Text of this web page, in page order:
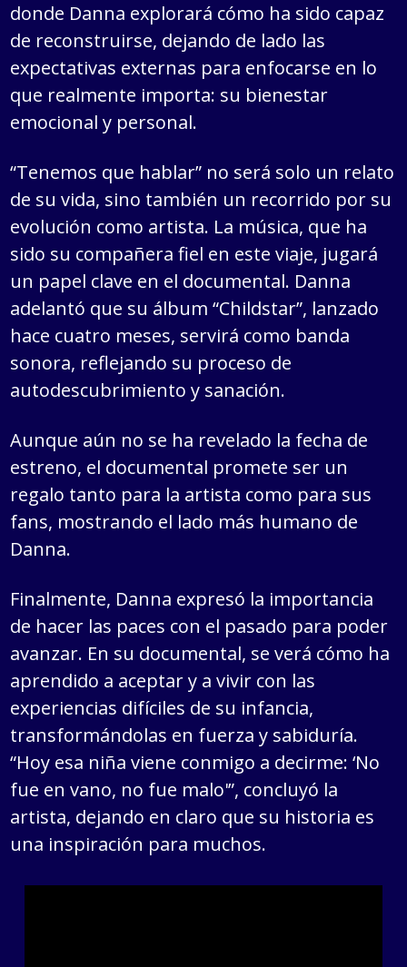
donde Danna explorará cómo ha sido capaz
de reconstruirse, dejando de lado las
expectativas externas para enfocarse en lo
que realmente importa: su bienestar
emocional y personal.
“Tenemos que hablar” no será solo un relato
de su vida, sino también un recorrido por su
evolución como artista. La música, que ha
sido su compañera fiel en este viaje, jugará
un papel clave en el documental. Danna
adelantó que su álbum “Childstar”, lanzado
hace cuatro meses, servirá como banda
sonora, reflejando su proceso de
autodescubrimiento y sanación.
Aunque aún no se ha revelado la fecha de
estreno, el documental promete ser un
regalo tanto para la artista como para sus
fans, mostrando el lado más humano de
Danna.
Finalmente, Danna expresó la importancia
de hacer las paces con el pasado para poder
avanzar. En su documental, se verá cómo ha
aprendido a aceptar y a vivir con las
experiencias difíciles de su infancia,
transformándolas en fuerza y sabiduría.
“Hoy esa niña viene conmigo a decirme: ‘No
fue en vano, no fue malo'”, concluyó la
artista, dejando en claro que su historia es
una inspiración para muchos.